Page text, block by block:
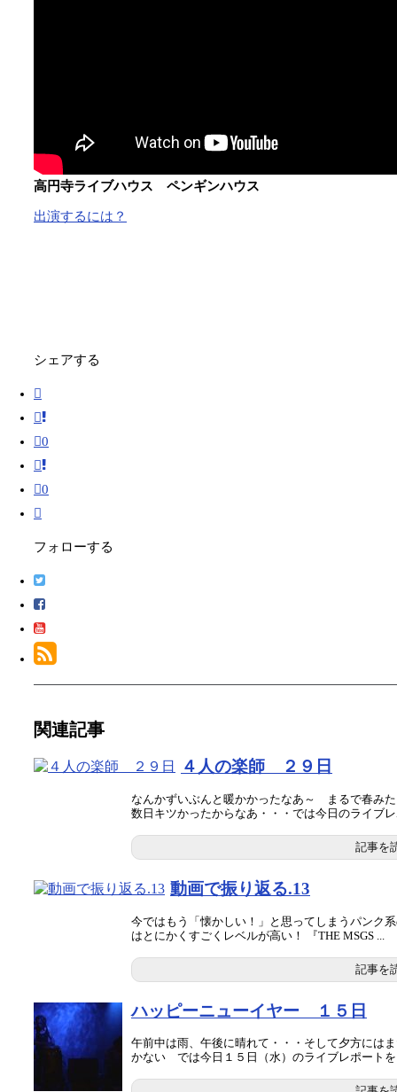
高円寺ライブハウス ペンギンハウス
出演するには？
シェアする
0
0
フォローする
関連記事
４人の楽師 ２９日
なんかずいぶんと暖かかったなあ～ まるで春み
数日キツかったからなあ・・・では今日のライブ
記事を
動画で振り返る.13
今ではもう「懐かしい！」と思ってしまうパンク
はとにかくすごくレベルが高い！ 『THE MSGS ...
記事を
ハッピーニューイヤー １５日
午前中は雨、午後に晴れて・・・そして夕方には
かない では今日１５日（水）のライブレポートを